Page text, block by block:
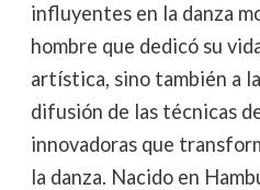
influyentes en la danza
hombre que dedicó su
artística, sino también a
difusión de las técnicas
innovadoras que
la danza. Nacido en